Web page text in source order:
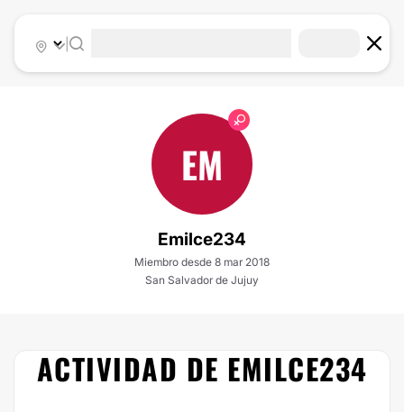
|
EM
Emilce234
Miembro desde 8 mar 2018
San Salvador de Jujuy
ACTIVIDAD DE EMILCE234